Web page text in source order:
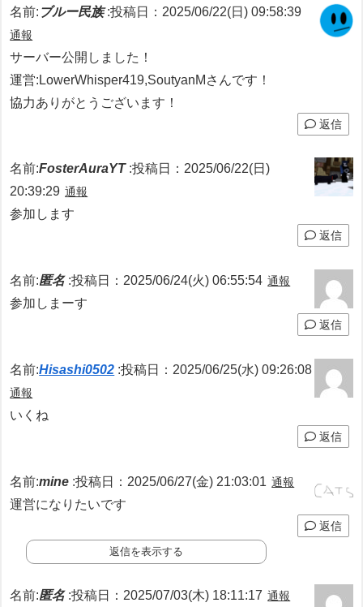
名前: ブルー民族:投稿日：2025/06/22(日) 09:58:39
通報
サーバー公開しました！
運営:LowerWhisper419,SoutyanMさんです！
協力ありがとうございます！
返信
名前:FosterAuraYT:投稿日：2025/06/22(日)
20:39:29 通報
参加します
返信
名前:匿名:投稿日：2025/06/24(火) 06:55:54 通報
参加しまーす
返信
名前:Hisashi0502 :投稿日：2025/06/25(水) 09:26:08
通報
いくね
返信
名前:mine :投稿日：2025/06/27(金) 21:03:01 通報
運営になりたいです
返信
返信を表示する
名前:匿名:投稿日：2025/07/03(木) 18:11:17 通報